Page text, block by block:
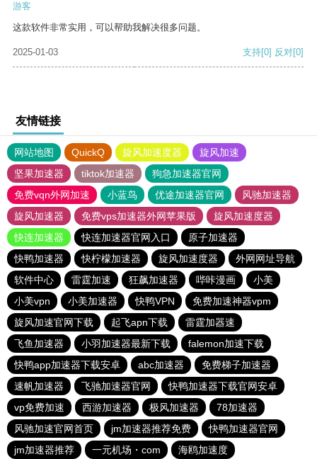
游客
这款软件非常实用，可以帮助我解决很多问题。
2025-01-03 支持[0] 反对[0]
友情链接
网站地图 QuickQ 旋风加速度器
旋风加速
坚果加速器
tiktok加速器
狗急加速器官网
免费vqn外网加速
小蓝鸟 优途加速器官网
风驰加速器
旋风加速器
免费vps加速器外网苹果版
旋风加速度器
快连加速器
快连加速器官网入口
原子加速器
快鸭加速器
快柠檬加速器 旋风加速度器
外网网址导航
软件中心
雷霆加速 狂飙加速器 哔咔漫画
小美
小美vpn
小美加速器 快鸭VPN
免费加速神器vpm
旋风加速官网下载
起飞apn下载
雷霆加器速
飞鱼加速器
小羽加速器最新下载
falemon加速下载
快鸭app加速器下载安卓
abc加速器
免费梯子加速器
速帆加速器
飞驰加速器官网
快鸭加速器下载官网安卓
vp免费加速
西游加速器 极风加速器
78加速器
风驰加速官网首页
jm加速器推荐免费
快鸭加速器官网
jm加速器推荐
一元机场・com 海鸥加速度